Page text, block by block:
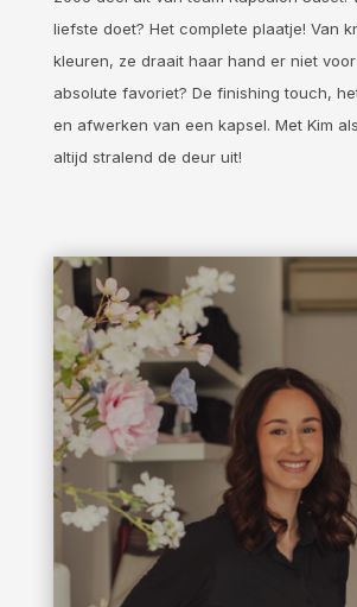
liefste doet? Het complete plaatje! Van
kleuren, ze draait haar hand er niet
absolute favoriet? De finishing touch,
en afwerken van een kapsel. Met Kim
altijd stralend de deur uit!